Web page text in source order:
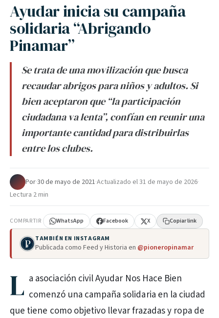
Ayudar inicia su campaña
solidaria “Abrigando
Pinamar”
Se trata de una movilización que busca
recaudar abrigos para niños y adultos. Si
bien aceptaron que “la participación
ciudadana va lenta”, confían en reunir una
importante cantidad para distribuirlas
entre los clubes.
Por·30 de mayo de 2021·Actualizado el31 de mayo de 2026·
Lectura 2 min
COMPARTIR WhatsApp Facebook X Copiar link
TAMBIÉN EN INSTAGRAM
Publicada como Feed y Historia en @pioneropinamar
L a asociación civil Ayudar Nos Hace Bien
comenzó una campaña solidaria en la ciudad
que tiene como objetivo llevar frazadas y ropa de